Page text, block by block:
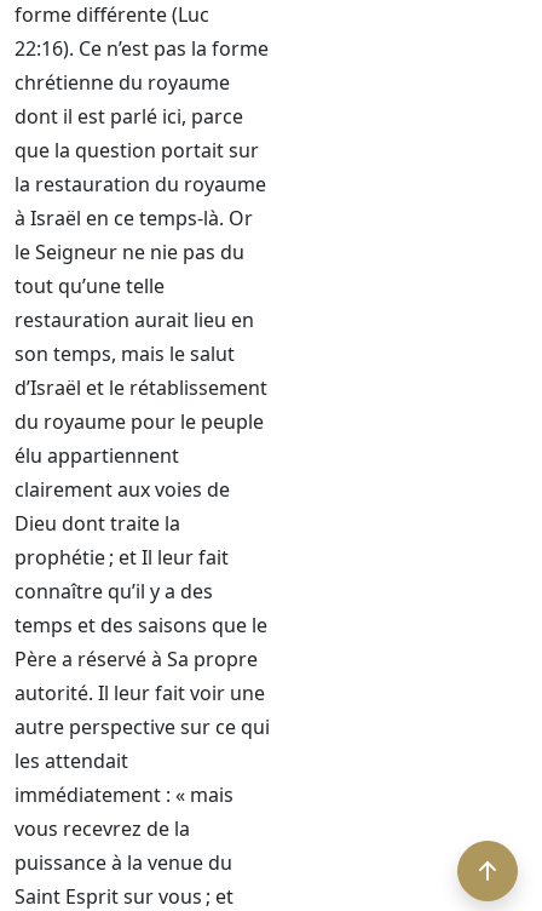
forme différente (Luc
22:16). Ce n’est pas la forme
chrétienne du royaume
dont il est parlé ici, parce
que la question portait sur
la restauration du royaume
à Israël en ce temps-là. Or
le Seigneur ne nie pas du
tout qu’une telle
restauration aurait lieu en
son temps, mais le salut
d’Israël et le rétablissement
du royaume pour le peuple
élu appartiennent
clairement aux voies de
Dieu dont traite la
prophétie ; et Il leur fait
connaître qu’il y a des
temps et des saisons que le
Père a réservé à Sa propre
autorité. Il leur fait voir une
autre perspective sur ce qui
les attendait
immédiatement : « mais
vous recevrez de la
puissance à la venue du
Saint Esprit sur vous ; et